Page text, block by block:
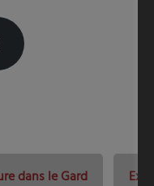
dans le Gard